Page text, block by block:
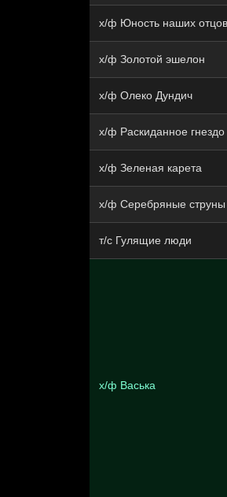
х/ф Юность наших отцов
х/ф Золотой эшелон
х/ф Олеко Дундич
х/ф Раскиданное гнездо
х/ф Зеленая карета
х/ф Серебряные струны
т/с Гулящие люди
х/ф Васька